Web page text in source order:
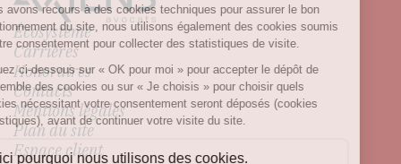
Écosystème
Carrières
Honoraires
Contacts
Mentions légales
Plan du site
Espace client